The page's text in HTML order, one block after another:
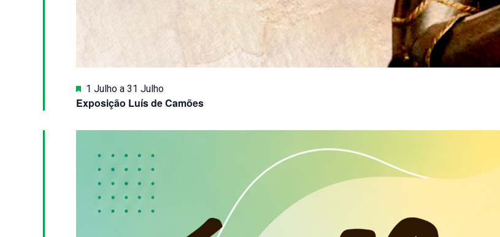
Exposição Luís de Camões
Destaque
1 Julhoa 31 Julho